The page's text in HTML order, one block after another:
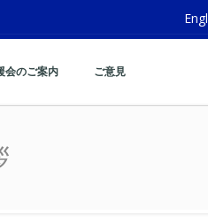
会のご案内 ご意見